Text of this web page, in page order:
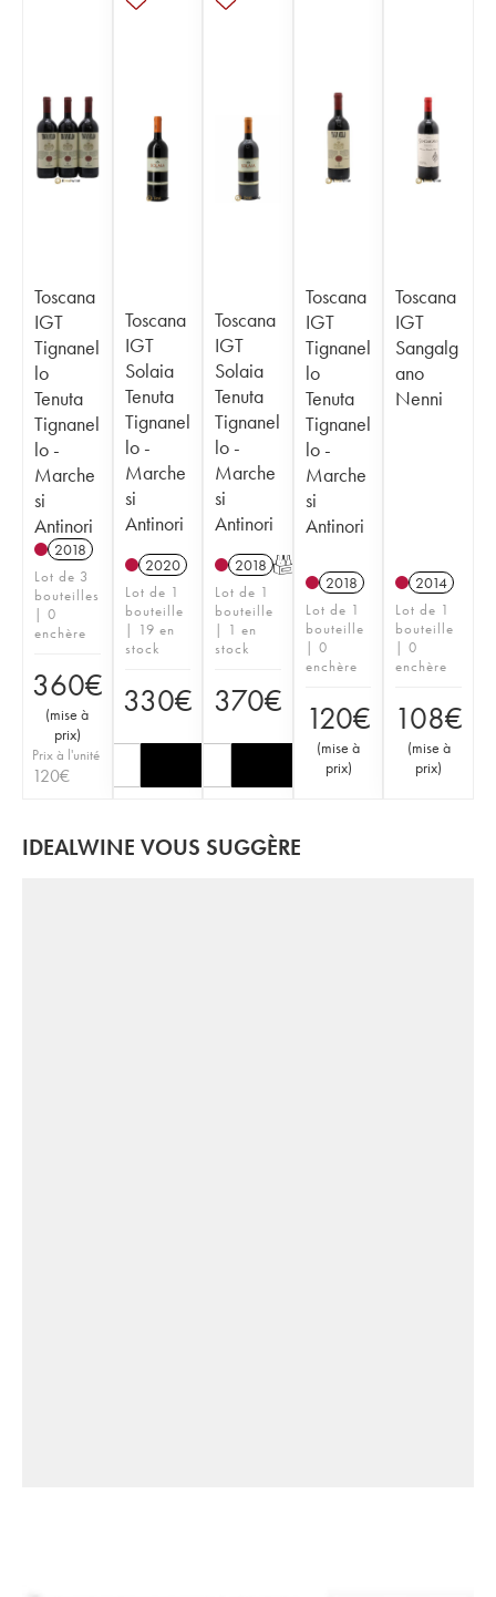
Toscana
IGT
Tignanel
lo
Tenuta
Tignanel
lo -
Marche
si
Antinori
2018
Lot de 3
bouteilles
| 0
enchère
360€
(mise à
prix)
Prix à l'unité
120€
Toscana
IGT
Solaia
Tenuta
Tignanel
lo -
Marche
si
Antinori
2020
Lot de 1
bouteille
| 19 en
stock
330€
Toscana
IGT
Solaia
Tenuta
Tignanel
lo -
Marche
si
Antinori
2018 T
Lot de 1
bouteille
| 1 en
stock
370€
Toscana
IGT
Tignanel
lo
Tenuta
Tignanel
lo -
Marche
si
Antinori
2018
Lot de 1
bouteille
| 0
enchère
120€
(mise à
prix)
Toscana
IGT
Sangalg
ano
Nenni
2014
Lot de 1
bouteille
| 0
enchère
108€
(mise à
prix)
IDEALWINE VOUS SUGGÈRE